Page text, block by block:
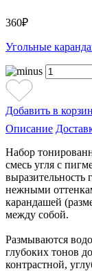
360₽
Угольные
Добавить в
Описание
Набор
смесь угля с
выразительность
нежными
карандашей
между собой.
Размываются
глубоких тонов
контрастной,